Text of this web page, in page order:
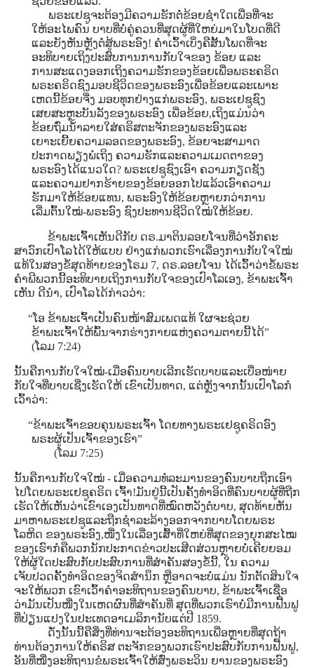
ພຣະເຢຊູຈະຕ້ອງມີຄວາມຮັກຕໍ່ຂ້ອຍຊໍາໃດເພື່ອທີ່ຈະ
ໃຫ້ອະໄພຄົນ ບາບທີ່ບໍ່ຄູ່ຄວນທີ່ສຸດຜູ້ທີ່ໃຫຍ່ມາໃນໂບດທີ່ດີ
ແລະຍັງຫັນຫຼັງຕໍ່ສູ້ພຣະອົງ! ຄໍາເວົ້າເບິ່ງຄືສັ້ນໂພດທີ່ຈະ
ອະທິບາຍເຖິງປະສົບການການກັບໃຈຂອງ ຂ້ອຍ ແລະ
ການສະແດງອອກເຖິງຄວາມຮັກຂອງຂ້ອຍເພື່ອພຣະຄຣິດ
ພຣະຄຣິດຊົງມອບຊີວິດຂອງພຣະອົງເພື່ອຂ້ອຍແລະເພາະ
ເຫດນີ້ຂ້ອຍຈື່ງ ມອບທຸກຢ່າງແກ່ພຣະອົງ, ພຣະເຢຊູຊົງ
ເສຍສະຫຼະບັນລັງຂອງພຣະອົງ ເພື່ອຂ້ອຍ,ເຖິງແມ່ນວ່າ
ຂ້ອຍຖົ່ມນໍ້າລາຍໃສ່ຄຣິສຕະຈັກຂອງພຣະອົງແລະ
ເຍາະເຍີ້ຍຄວາມລອດຂອງພຣະອົງ, ຂ້ອຍຈະສາມາດ
ປະກາດພຽງພໍເຖິງ ຄວາມຮັກແລະຄວາມເມດຕາຂອງ
ພຣະອົງໄດ້ແນວໃດ? ພຣະເຢຊູຊົງເອົາ ຄວາມກຽດຊັງ
ແລະຄວາມຢາກຮ້າຍຂອງຂ້ອຍອອກໄປແລ້ວເອົາຄວາມ
ຮັກມາໃຫ້ຂ້ອຍແທນ, ພຣະອົງໃຫ້ຂ້ອຍຫຼາຍກວ່າການ
ເລີ່ມຕົ້ນໃໝ່-ພຣະອົງ ຊົງປະທານຊີວິດໃໝ່ໃຫ້ຂ້ອຍ.
ຂ້າພະເຈົ້າເຫັນດີກັບ ດຣ.ມາຕິນລອຍໂຈນທີ່ວ່າອັກຄະ
ສາວົກເປົາໂລໄດ້ໃຫ້ແບບ ຢ່າງແກ່ພວກເຮົາເລື່ອງການກັບໃຈໃໝ່
ແທ້ໃນສອງຂໍ້ສຸດທ້າຍຂອງໂຣມ 7, ດຣ.ລອຍໂຈນ ໄດ້ເວົ້າວ່າຂໍ້ພຣະ
ຄໍາພີພວກນີ້ອະທິບາຍເຖິງການກັບໃຈຂອງເປົາໂລເອງ, ຂ້າພະເຈົ້າ
ເຫັນ ດີນໍາ, ເປົາໂລໄດ້ກ່າວວ່າ:
“ໂອ ຂ້າພະເຈົ້າເປັນຄົນໜ້າສົມເພດແທ້ ໃຜຈະຊ່ວຍ
ຂ້າພະເຈົ້າໃຫ້ພົ້ນຈາກຮ່າງກາຍແຫ່ງຄວາມຕາຍນີ້ໄດ້”
(ໂລມ 7:24)
ນັ້ນຄືການກັບໃຈໃໝ່-ເມື່ອຄົນບາບເລີກເຮັດບາບແລະເບື່ອໜ່າຍ
ກັບໃຈທີ່ບາບເຊີ່ງເຮັດໃຫ້ ເຂົາເປັນທາດ, ແຕ່ຫຼັງຈາກນັ້ນເປົາໂລກໍ
ເວົ້າວ່າ:
“ຂ້າພະເຈົ້າຂອບຄຸນພຣະເຈົ້າ ໂດຍທາງພຣະເຢຊູຄຣິດອົງ
ພຣະຜູ້ເປັນເຈົ້າຂອງເຮົາ”
(ໂລມ 7:25)
ນັ້ນຄືການກັບໃຈໃໝ່ - ເມື່ອຄວາມທໍລະມານຂອງຄົນບາບຖືກເອົາ
ໄປໂດຍພຣະເຢຊູຄຣິດ ເຈົ້າ!ມັນຢູ່ນີ້ເປັນຄັ້ງທໍາອິດທີ່ຄົນບາບຜູ້ທີ່ຖືກ
ເຮັດໃຫ້ເຫັນວ່າເຂົາເອງເປັນທາດທີ່ໝົດຫວັງຕໍ່ບາບ, ສຸດທ້າຍຫັນ
ມາຫາພຣະເຢຊູແລະຖືກຊໍາລະລ້າງອອກຈາກບາບໂດຍພຣະ
ໂລຫິດ ຂອງພຣະອົງ,ໜື່ງໃນເລື່ອງເສົ້າທີ່ໃຫຍ່ທີ່ສຸດຂອງຍຸກສະໄໝ
ຂອງເຮົາກໍຄືພວກນັກປະກາດຂ່າວປະເສີດສ່ວນຫຼາຍບໍ່ເຄີຍຍອມ
ໃຫ້ຜູ້ໃດປະສົບກັບປະສົບການທີ່ສໍາຄັນສອງຂໍ້ນີ້, ໃນ ຄວາມ
ເຈັບປວດຄັ້ງທໍາອິດຂອງຈິດສໍານຶກ ຫຼືອາດຈະບໍ່ແມ່ນ ນັກຕັດສິນໃຈ
ຈະໃຫ້ພວກ ເຂົາເວົ້າຄໍາອະທິຖານຂອງຄົນບາບ, ຂ້າພະເຈົ້າເຊື່ອ
ວ່າມັນເປັນໜື່ງໃນເຫດຜົນທີ່ສໍາຄັນທີ່ ສຸດທີ່ພວກເຮົາບໍ່ມີການຟື້ນຟູ
ທີ່ປ່ຽນແປງໃນປະເທດອາເມລິການັບແຕ່ປີ 1859.
ດັ່ງນັ້ນນີ້ຄືສິ່ງທີ່ທ່ານຈະຕ້ອງອະທິຖານເພື່ອຫຼາຍທີ່ສຸດຖ້າ
ທ່ານຕ້ອງການໃຫ້ຄຣິສ ຕະຈັກຂອງພວກເຮົາປະສົບກັບການຟື້ນຟູ,
ອັນທີ່ໜື່ງອະທິຖານຂໍພຣະເຈົ້າໃຫ້ສົ່ງພຣະວິນ ຍານຂອງພຣະອົງ